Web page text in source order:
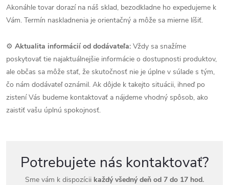
Akonáhle tovar dorazí na náš sklad, bezodkladne ho expedujeme k
Vám. Termín naskladnenia je orientačný a môže sa mierne líšiť.
⚙️ Aktualita informácií od dodávateľa: Vždy sa snažíme
poskytovať tie najaktuálnejšie informácie o dostupnosti produktov,
ale občas sa môže stať, že skutočnosť nie je úplne v súlade s tým,
čo nám dodávateľ oznámil. Ak dôjde k takejto situácii, ihneď po
zistení Vás budeme kontaktovať a nájdeme vhodný spôsob, ako
zaistiť vašu úplnú spokojnosť.
Potrebujete nás kontaktovať?
Sme vám k dispozícii každý všedný deň od 7 do 17 hod.